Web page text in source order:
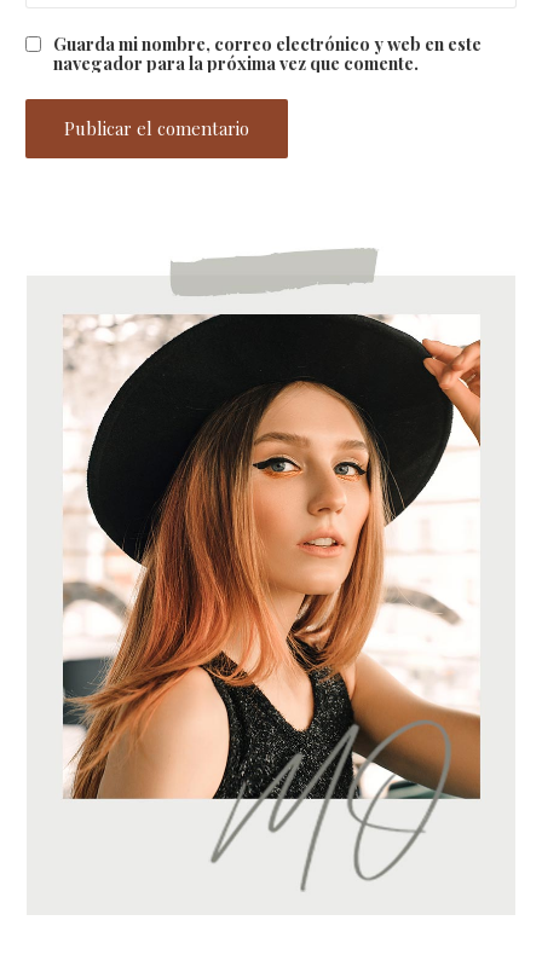
Guarda mi nombre, correo electrónico y web en este
navegador para la próxima vez que comente.